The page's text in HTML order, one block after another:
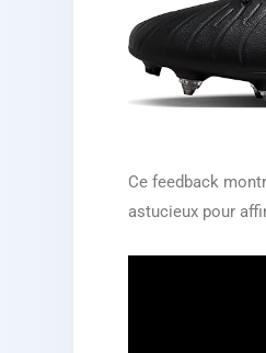
Ce feedback
astucieux pour